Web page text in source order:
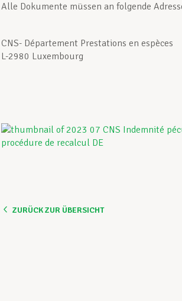
Alle Dokumente müssen an folgende
CNS- Département Prestations en espèces
L-2980 Luxembourg
ZURÜCK ZUR ÜBERSICHT